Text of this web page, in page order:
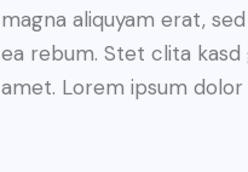
magna aliquyam erat,
ea rebum. Stet clita
amet. Lorem ipsum